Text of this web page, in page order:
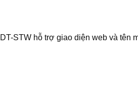
STW hỗ trợ giao diện web và tên